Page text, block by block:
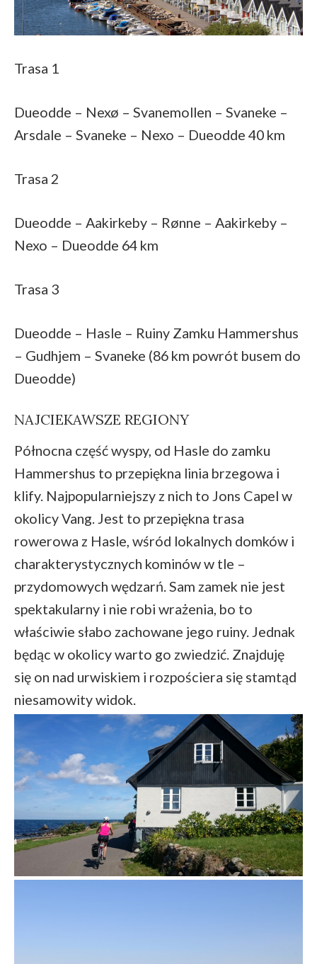
Trasa 1
Dueodde – Nexø – Svanemollen – Svaneke –
Arsdale – Svaneke – Nexo – Dueodde 40 km
Trasa 2
Dueodde – Aakirkeby – Rønne – Aakirkeby –
Nexo – Dueodde 64 km
Trasa 3
Dueodde – Hasle – Ruiny Zamku Hammershus
– Gudhjem – Svaneke (86 km powrót busem do
Dueodde)
NAJCIEKAWSZE REGIONY
Północna część wyspy, od Hasle do zamku
Hammershus to przepiękna linia brzegowa i
klify. Najpopularniejszy z nich to Jons Capel w
okolicy Vang. Jest to przepiękna trasa
rowerowa z Hasle, wśród lokalnych domków i
charakterystycznych kominów w tle –
przydomowych wędzarń. Sam zamek nie jest
spektakularny i nie robi wrażenia, bo to
właściwie słabo zachowane jego ruiny. Jednak
będąc w okolicy warto go zwiedzić. Znajduję
się on nad urwiskiem i rozpościera się stamtąd
niesamowity widok.